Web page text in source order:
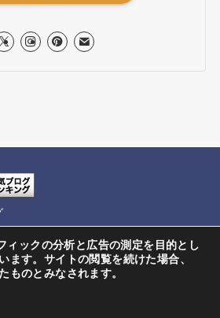
イバシーポリシー お問い合わせ
ィックの分析と広告の測定を目的とし
ます。サイトの閲覧を続けた場合、
ものとみなされます。